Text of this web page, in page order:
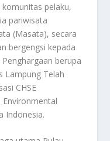
komunitas pelaku,
pariwisata
(Masata), secara
bergengsi kepada
berupa
Lampung Telah
CHSE
Environmental
Indonesia.